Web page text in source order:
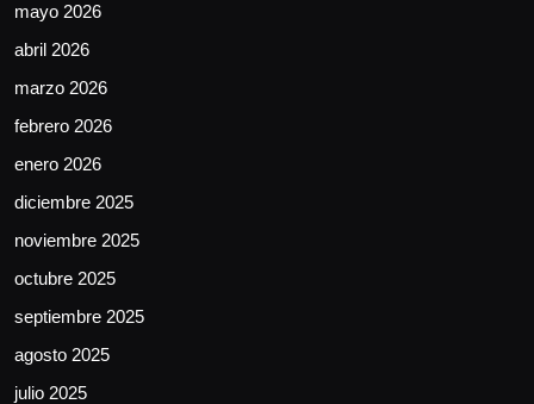
mayo 2026
abril 2026
marzo 2026
febrero 2026
enero 2026
diciembre 2025
noviembre 2025
octubre 2025
septiembre 2025
agosto 2025
julio 2025